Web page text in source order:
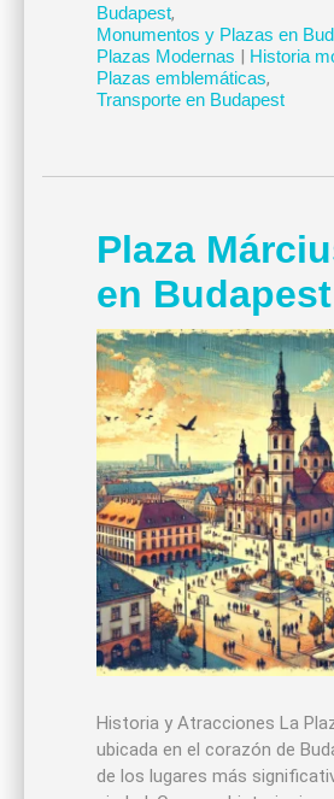
Budapest,
Monumentos y Plazas en
Plazas Modernas | Historia
Plazas emblemáticas,
Transporte en Budapest
Plaza
en Budapest
Historia y Atracciones La
ubicada en el corazón de
de los lugares más